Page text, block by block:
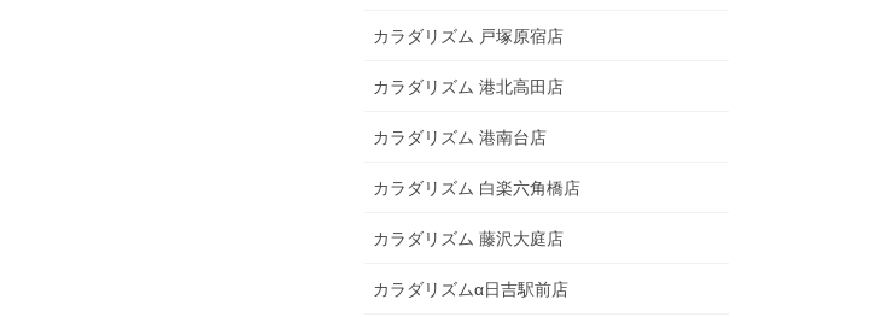
カラダリズム 戸塚原宿店
カラダリズム 港北高田店
カラダリズム 港南台店
カラダリズム 白楽六角橋店
カラダリズム 藤沢大庭店
カラダリズムα日吉駅前店